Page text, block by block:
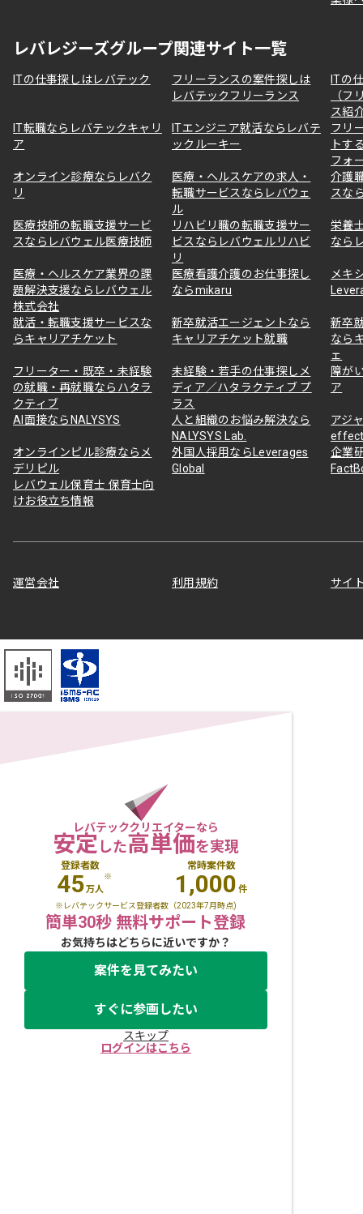
レバレジーズグループ関連サイト一覧
ITの仕事探しはレバテック
フリーランスの案件探しは
レバテックフリーランス
ITの
（フ
ス紹
IT転職ならレバテックキャリ
ア
ITエンジニア就活ならレバテ
ックルーキー
フリ
トす
フォ
オンライン診療ならレバク
リ
医療・ヘルスケアの求人・
転職サービスならレバウェ
ル
介護
スな
医療技師の転職支援サービ
スならレバウェル医療技師
リハビリ職の転職支援サー
ビスならレバウェルリハビ
リ
栄養
なら
医療・ヘルスケア業界の課
題解決支援ならレバウェル
株式会社
医療看護介護のお仕事探し
ならmikaru
メキ
就活・転職支援サービスな
らキャリアチケット
新卒就活エージェントなら
キャリアチケット就職
新卒
なら
ェ
フリーター・既卒・未経験
の就職・再就職ならハタラ
クティブ
未経験・若手の仕事探しメ
ディア／ハタラクティブ プ
ラス
障が
ア
AI面接ならNALYSYS
人と組織のお悩み解決なら
NALYSYS Lab.
アジ
オンラインピル診療ならメ
デリピル
外国人採用ならLeverages
Global
企業
レバウェル保育士 保育士向
けお役立ち情報
運営会社 利用規約 サイ
レバテッククリエイターなら
安定した高単価を実現
登録者数
45万人
※
常時案件数
1,000 件
※レバテックサービス登録者数（2023年7月時点)
簡単30秒 無料サポート登録
お気持ちはどちらに近いですか？
案件を見てみたい
すぐに参画したい
スキップ
ログインはこちら